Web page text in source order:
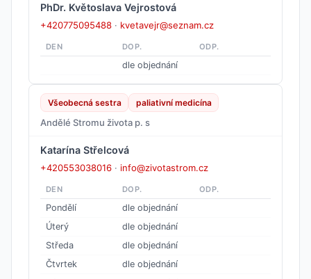
PhDr. Květoslava Vejrostová
+420775095488 · kvetavejr@seznam.cz
DEN DOP. ODP.
dle objednání
Všeobecná sestra paliativní medicína
Andělé Stromu života p. s
Katarína Střelcová
+420553038016 · info@zivotastrom.cz
DEN DOP. ODP.
Pondělí
dle objednání
Úterý
dle objednání
Středa
dle objednání
Čtvrtek
dle objednání